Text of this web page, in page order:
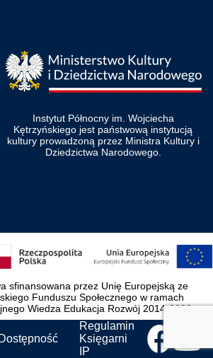
Instytut Północny im. Wojciecha
Kętrzyńskiego jest państwową instytucją
kultury prowadzoną przez Ministra Kultury i
Dziedzictwa Narodowego.
sfinansowana przez Unię Europejską ze
Funduszu Społecznego w ramach
Wiedza Edukacja Rozwój 2014-2020.
Dostępność
Regulamin
Księgarni
IP